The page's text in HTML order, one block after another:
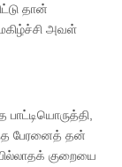
தான்
அவள்
பேரனைத் தன்
குறையை